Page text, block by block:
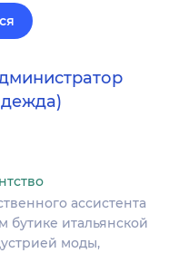
ассистента
бутике итальянской
моды,